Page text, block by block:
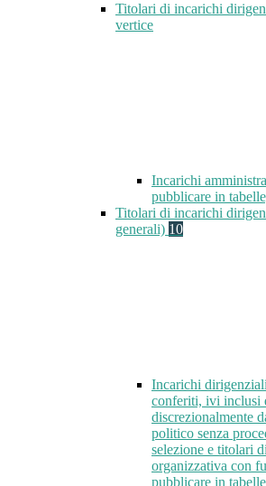
Titolari di incarichi
vertice
Incarichi
pubblicare in
Titolari di incarichi
generali) 10
Incarichi
conferiti, ivi inclusi
discrezionalmente
politico senza
selezione e titolari
organizzativa con
pubblicare in